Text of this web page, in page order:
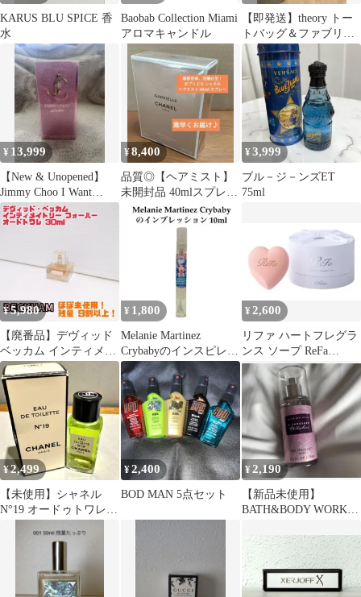
KARUS BLU SPICE 香
水
Baobab Collection Miami
アロマキャンドル
【即発送】theory トー
トバッグ＆ファブリッ
クフレグランススプレ
ー
¥ 13,999
【New & Unopened】
Jimmy Choo I Want
Choo….
¥8,400
品質◎【ヘアミスト】
未開封品 40mlスプレー
「ガブリエル シャネル
¥3,999
ブル－ジ－ンズET
75ml
¥5,980
【廃番品】デヴィッド
ベッカム インティメイ
トリー フォーハー オー
ドトワレ
¥ 1,800
Melanie Martinez
Crybabyのインスピレー
ション香水10ml
¥ 2,600
リファ ハートフレグラ
ンス ソープ ReFa
HEART FRAGRANCE
¥2,499
【未使用】シャネル
N°19 オードゥトワレッ
¥2,400
BOD MAN 5点セット
¥2,190
【新品未使用】
BATH&BODY WORKS
ニ)